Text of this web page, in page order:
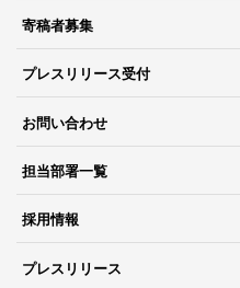
寄稿者募集
プレスリリース受付
お問い合わせ
担当部署一覧
採用情報
プレスリリース